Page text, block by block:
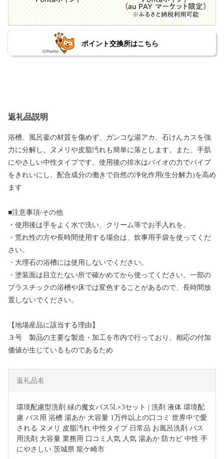
ポイント交換所はこちら
返礼品説明
浴槽、風呂釜の材質を傷めず、ガンコな湯アカ、石けんカスを強
力に分解し、ヌメリや皮脂汚れも簡単に落とします。また、手肌
にやさしい中性タイプです。使用後の排水はバイオの力でパイプ
をきれいにし、配合成分の働きで自然の浄化作用(生分解力)を高め
ます
■注意事項/その他
・使用後は手をよく水で洗い、クリーム等でお手入れを。
・荒れ性の方や長時間使用する場合は、炊事用手袋を使ってくだ
さい。
・大理石の浴槽には使用しないでください。
・塗装面は目立たない所で確かめてから使ってください。一部の
プラスチックの浴槽や床では変色することがあるので、長時間放
置しないでください。
【地場産品に該当する理由】
３号 製品の主要な製造・加工を市内で行っており、相応の付加
価値が生じているものであるため
返礼品名
環境配慮型洗剤 緑の魔女バス5L×3セット | 洗剤 液体 環境配
慮 バス用 浴槽 湯あか 大容量 1万件以上の口コミ 世界中で愛
される ヌメリ 皮脂汚れ 中性タイプ 日常品 お風呂洗剤 バス
用洗剤 大容量 業務用 口コミ人気 人気 湯あか 防カビ 中性 手
にやさしい 茨城県 龍ケ崎市